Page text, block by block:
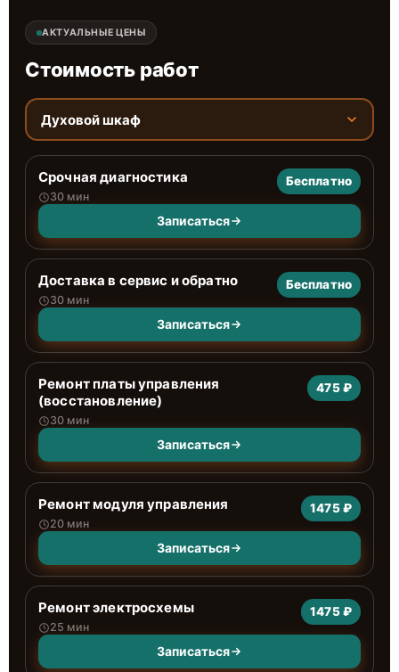
АКТУАЛЬНЫЕ ЦЕНЫ
Стоимость работ
Духовой шкаф
Срочная диагностика
30 мин
Бесплатно
Записаться
Доставка в сервис и обратно
30 мин
Бесплатно
Записаться
Ремонт платы управления
(восстановление)
30 мин
475 ₽
Записаться
Ремонт модуля управления
20 мин
1475 ₽
Записаться
Ремонт электросхемы
25 мин
1475 ₽
Записаться